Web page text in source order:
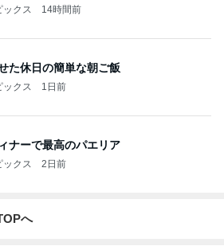
ックス 14時間前
た休日の簡単な朝ご飯
ックス 1日前
ナーで最高のパエリア
ックス 2日前
へ